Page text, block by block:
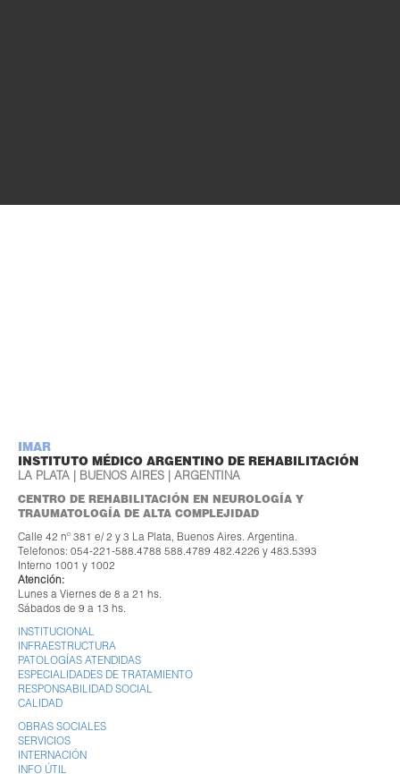
IMAR
INSTITUTO MÉDICO ARGENTINO DE REHABILITACIÓN
LA PLATA | BUENOS AIRES | ARGENTINA
CENTRO DE REHABILITACIÓN EN NEUROLOGÍA Y
TRAUMATOLOGÍA DE ALTA COMPLEJIDAD
Calle 42 nº 381 e/ 2 y 3 La Plata, Buenos Aires. Argentina.
Telefonos: 054-221-588.4788 588.4789 482.4226 y 483.5393
Interno 1001 y 1002
Atención:
Lunes a Viernes de 8 a 21 hs.
Sábados de 9 a 13 hs.
INSTITUCIONAL
INFRAESTRUCTURA
PATOLOGÍAS ATENDIDAS
ESPECIALIDADES DE TRATAMIENTO
RESPONSABILIDAD SOCIAL
CALIDAD
OBRAS SOCIALES
SERVICIOS
INTERNACIÓN
INFO ÚTIL